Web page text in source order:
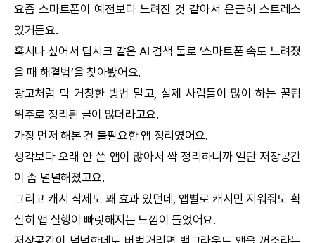
요즘 스마트폰이 예전보다 느려진 것 같아서 은근히 스트레스
였거든요.
혹시나 싶어서 딥시크 같은AI 검색 툴로 ‘스마트폰 속도 느려졌
을 때 해결법’을 찾아봤어요.
광고처럼 막 거창한 방법 말고, 실제 사람들이 많이 하는 꿀팁
위주로 정리된 글이 많더라고요.
가장 먼저 해본 건 불필요한 앱 정리였어요.
생각보다 오래 안 쓴 앱이 많아서 싹 정리하니까 일단 저장공간
이 좀 널널해졌고요.
그리고 캐시 삭제도 꽤 효과 있던데, 앱별로 캐시만 지워줘도 확
실히 앱 실행이 빠릿해지는 느낌이 들었어요.